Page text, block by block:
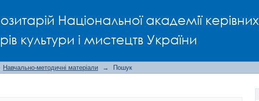
Національної академії керівних
культури і мистецтв України
Навчально-методичні матеріали → Пошук